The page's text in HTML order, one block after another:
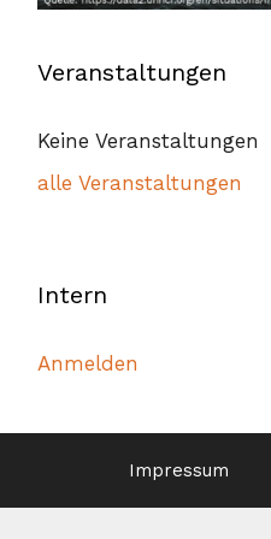
Veranstaltungen
Keine Veranstaltungen
alle Veranstaltungen
Intern
Anmelden
Impressum